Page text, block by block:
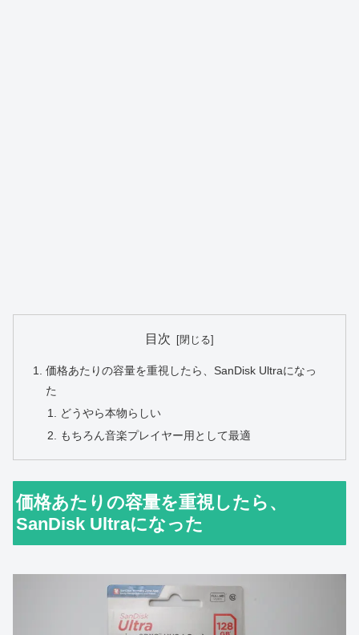
目次
価格あたりの容量を重視したら、SanDisk Ultraになっ
た
どうやら本物らしい
もちろん音楽プレイヤー用として最適
価格あたりの容量を重視したら、
SanDisk Ultraになった